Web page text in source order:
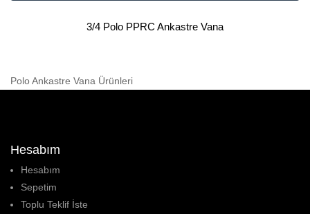
3/4 Polo PPRC Ankastre Vana
Polo Ankastre Vana Ürünleri
Hesabım
Hesabım
Sepetim
Toplu Teklif İste